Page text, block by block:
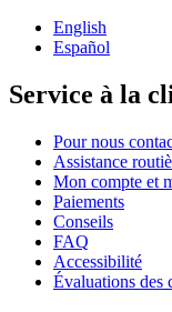
English
Español
Service à la
Pour nous
Assistance
Mon compte et
Paiements
Conseils
FAQ
Accessibilité
Évaluations des